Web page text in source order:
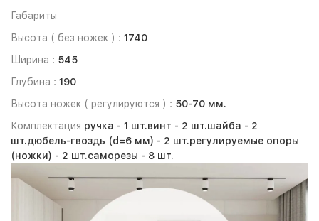
Габариты
Высота ( без ножек ) : 1740
Ширина : 545
Глубина : 190
Высота ножек ( регулируются ) : 50-70 мм.
Комплектация ручка - 1 шт.винт - 2 шт.шайба - 2
шт.дюбель-гвоздь (d=6 мм) - 2 шт.регулируемые опоры
(ножки) - 2 шт.саморезы - 8 шт.